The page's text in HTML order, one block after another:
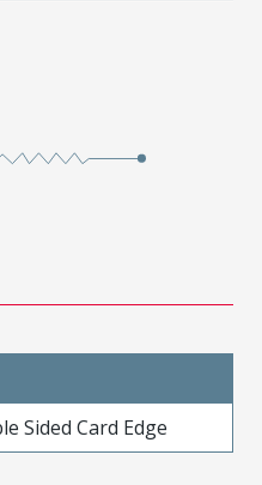
Sided Card Edge